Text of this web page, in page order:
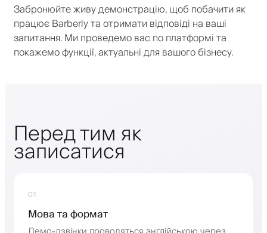
Забронюйте живу демонстрацію, щоб побачити як
працює Barberly та отримати відповіді на ваші
запитання. Ми проведемо вас по платформі та
покажемо функції, актуальні для вашого бізнесу.
Перед тим як
записатися
01
Мова та формат